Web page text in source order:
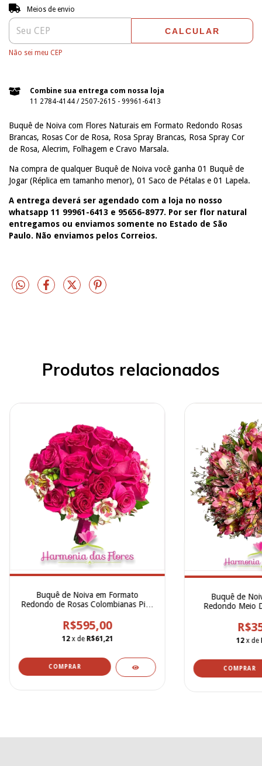
Entregas para o CEP:
Meios de envio
CALCULAR
Não sei meu CEP
Combine sua entrega com nossa loja
11 2784-4144 / 2507-2615 - 99961-6413
Buquê de Noiva com Flores Naturais em Formato Redondo Rosas
Brancas, Rosas Cor de Rosa, Rosa Spray Brancas, Rosa Spray Cor
de Rosa, Alecrim, Folhagem e Cravo Marsala.
Na compra de qualquer Buquê de Noiva você ganha 01 Buquê de
Jogar (Réplica em tamanho menor), 01 Saco de Pétalas e 01 Lapela.
A entrega deverá ser agendado com a loja no nosso
whatsapp 11 99961-6413 e 95656-8977. Por ser flor natural
entregamos ou enviamos somente no Estado de São
Paulo. Não enviamos pelos Correios.
Produtos relacionados
Buquê de Noiva em Formato
Redondo de Rosas Colombianas Pink
R$595,00
12 x de R$61,21
COMPRAR
Buquê de
Redondo Meio
12 x de